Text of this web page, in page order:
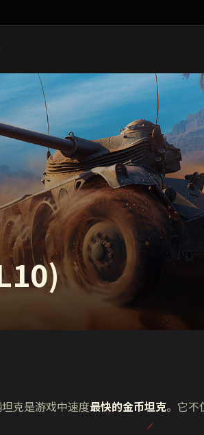
克是游戏中速度最快的金币坦克。它不